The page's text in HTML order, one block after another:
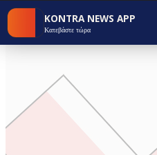
KONTRA NEWS APP
Κατεβάστε τώρα